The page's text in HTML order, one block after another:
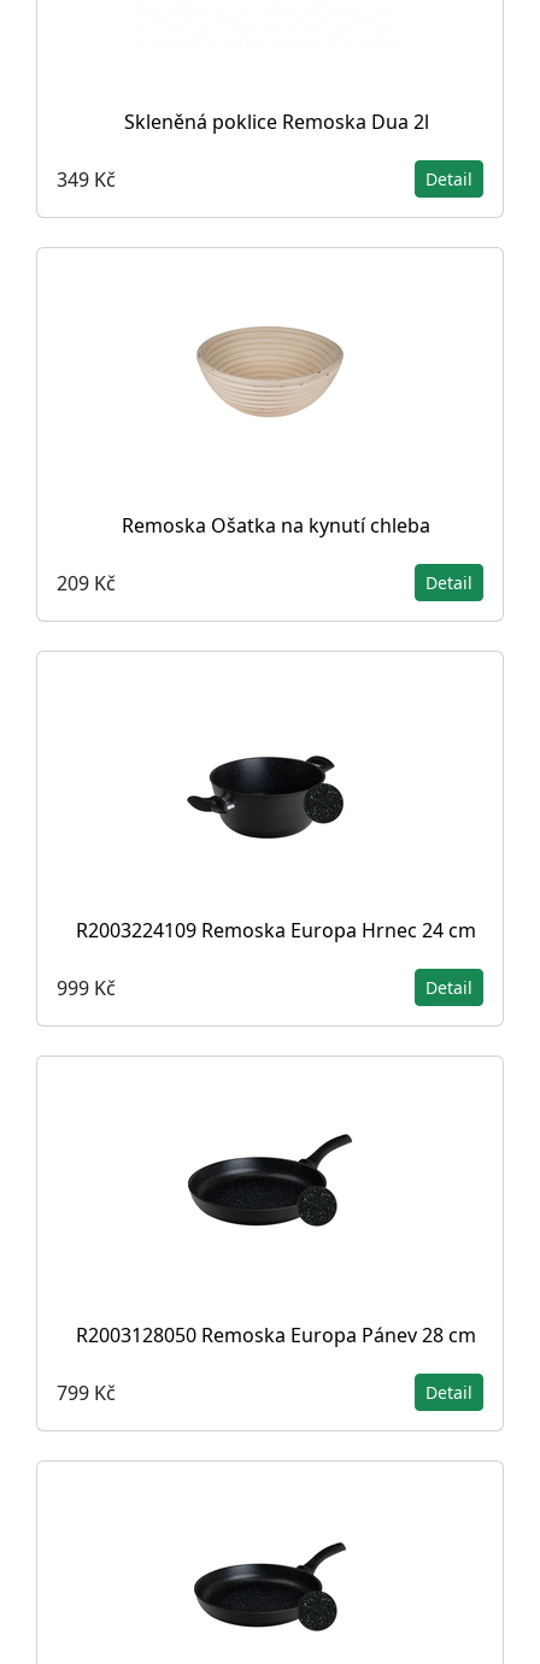
Skleněná poklice Remoska Dua 2l
349 Kč Detail
Remoska Ošatka na kynutí chleba
209 Kč Detail
R2003224109 Remoska Europa Hrnec 24 cm
999 Kč Detail
R2003128050 Remoska Europa Pánev 28 cm
799 Kč Detail